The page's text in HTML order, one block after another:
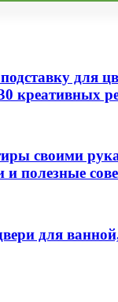
для
креативных
своими
и полезные
для